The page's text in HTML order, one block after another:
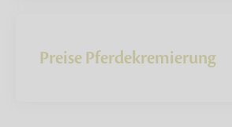
Preise Pferdekremierung